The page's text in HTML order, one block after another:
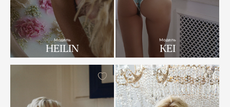
Модель
HEILIN
Модель
KEI